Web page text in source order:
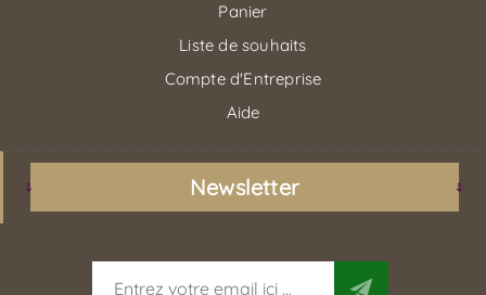
Panier
Liste de souhaits
Compte d'Entreprise
Aide
Newsletter